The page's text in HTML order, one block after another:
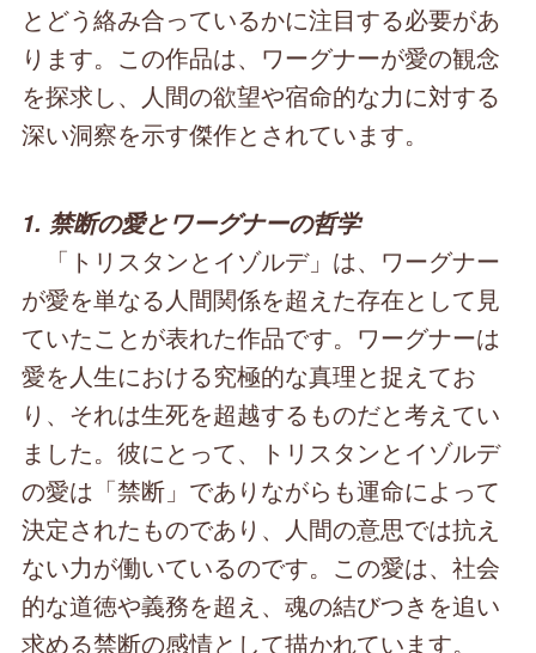
とどう絡み合っているかに注目する必要があ
ります。この作品は、ワーグナーが愛の観念
を探求し、人間の欲望や宿命的な力に対する
深い洞察を示す傑作とされています。
1. 禁断の愛とワーグナーの哲学
「トリスタンとイゾルデ」は、ワーグナー
が愛を単なる人間関係を超えた存在として見
ていたことが表れた作品です。ワーグナーは
愛を人生における究極的な真理と捉えてお
り、それは生死を超越するものだと考えてい
ました。彼にとって、トリスタンとイゾルデ
の愛は「禁断」でありながらも運命によって
決定されたものであり、人間の意思では抗え
ない力が働いているのです。この愛は、社会
的な道徳や義務を超え、魂の結びつきを追い
求める禁断の感情として描かれています。